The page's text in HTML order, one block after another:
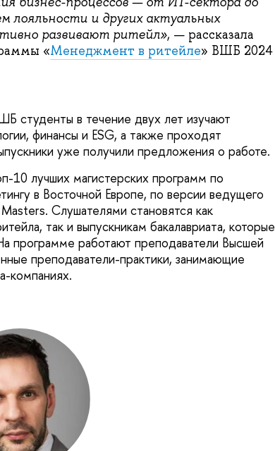
лояльности и других актуальных
развивают ритейл», — рассказала
«Менеджмент в ритейле» ВШБ 2024
студенты в течение двух лет изучают
финансы и ESG, а также проходят
уже получили предложения о работе.
10 лучших магистерских программ по
в Восточной Европе, по версии ведущего
Слушателями становятся как
так и выпускникам бакалавриата, которые
программе работают преподаватели Высшей
преподаватели-практики, занимающие
компаниях.